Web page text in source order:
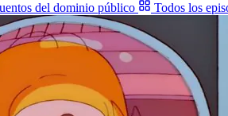
del dominio público Todos los